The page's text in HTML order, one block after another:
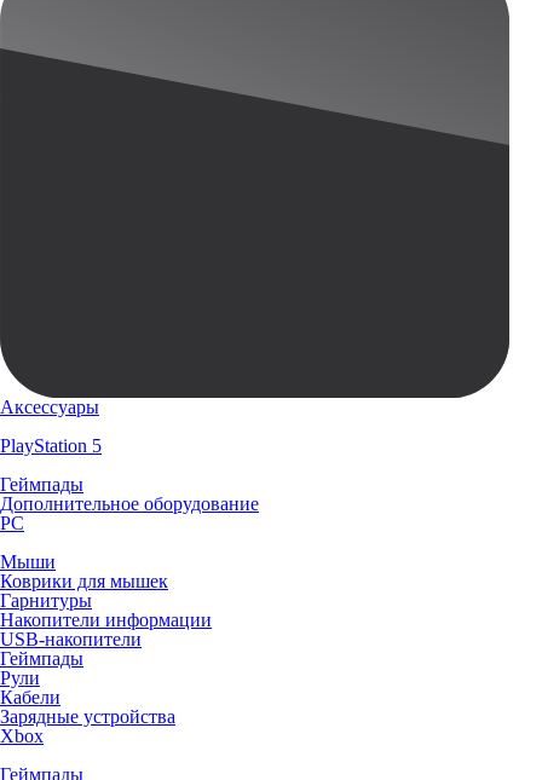
Аксессуары
PlayStation 5
Геймпады
Дополнительное оборудование
PC
Мыши
Коврики для мышек
Гарнитуры
Накопители информации
USB-накопители
Геймпады
Рули
Кабели
Зарядные устройства
Xbox
Геймпады